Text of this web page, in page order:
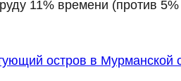
11% времени (против
остров в Мурманской